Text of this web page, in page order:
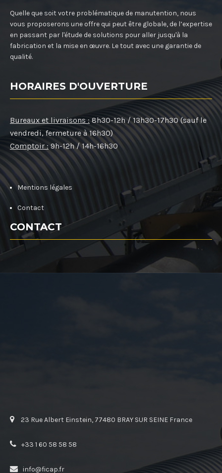
Quelle que soit votre problématique de manutention, nous
vous proposerons une offre qui peut être globale, de l’expertise
en passant par l'étude de solutions pour aller jusqu'à la
fabrication et la mise en œuvre. Le tout avec une garantie de
qualité.
HORAIRES D'OUVERTURE
Bureaux et livraisons : 8h30-12h / 13h30-17h30 (sauf le
vendredi, fermeture à 16h30)
Comptoir : 9h-12h / 14h-16h30
Mentions légales
Contact
CONTACT
23 Rue Albert Einstein, 77480 BRAY SUR SEINE France
+33 1 60 58 58 58
info@ficap.fr